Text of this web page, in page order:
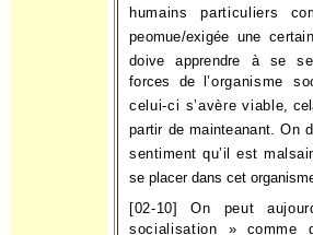
humains particuliers
peomue/exigée une
doive apprendre à se
forces de l’organisme
celui-ci s’avère viable,
partir de mainteanant. On
sentiment qu’il est
se placer dans cet
[02-10] On peut
socialisation »
comme